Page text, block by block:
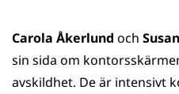
Carola Åkerlund och
sin sida om
avskildhet. De är intensivt